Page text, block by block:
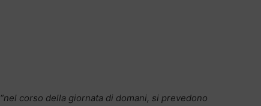
“nel corso della giornata di domani, si prevedono